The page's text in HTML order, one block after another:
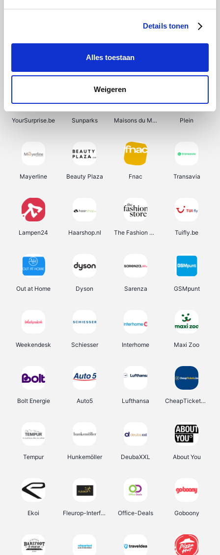
Details tonen
Alles toestaan
Weigeren
Bergfreunde Shein Pazzox Manutan
YourSurprise.be Sunparks Maisons du Monde Plein
Mayerline Beauty Plaza Fnac Transavia
Lampen24 Haarshop.nl The Fashion Store Tuifly.be
Out at Home Dyson Sarenza GSMpunt
Weekendesk Schiesser Interhome Maxi Zoo
Bolt Energie Auto5 Lufthansa CheapTickets.be
Tempur Hunkemöller DeubaXXL About You
Ekoi Fleurop-Interflora Office-Deals Goboony